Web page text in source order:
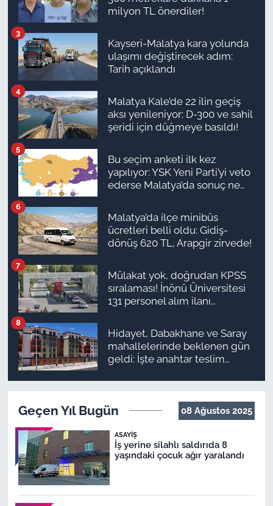
milyon TL önerdiler!
Kayseri-Malatya kara yolunda
ulaşımı değiştirecek adım:
Tarih açıklandı
3
Malatya Kale’de 22 ilin geçiş
aksı yenileniyor: D-300 ve sahil
şeridi için düğmeye basıldı!
4
Bu seçim anketi ilk kez
yapılıyor: YSK Yeni Parti’yi veto
ederse Malatya’da sonuç ne
5
Malatya’da ilçe minibüs
ücretleri belli oldu: Gidiş-
dönüş 620 TL, Arapgir zirvede!
6
Mülakat yok, doğrudan KPSS
sıralaması! İnönü Üniversitesi
131 personel alım ilanı
7
Hidayet, Dabakhane ve Saray
mahallelerinde beklenen gün
geldi: İşte anahtar teslim
8
Geçen Yıl Bugün 08 Ağustos 2025
ASAYIŞ
İş yerine silahlı saldırıda 8
yaşındaki çocuk ağır yaralandı